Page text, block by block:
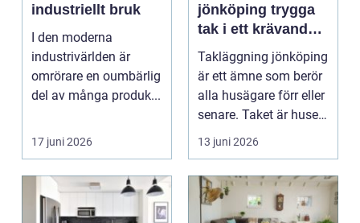
industriellt bruk
I den moderna
industrivärlden är
omrörare en oumbärlig
del av många produk...
17 juni 2026
jönköping trygga
tak i ett krävande
småländskt klimat
Takläggning jönköping
är ett ämne som berör
alla husägare förr eller
senare. Taket är husets
viktiga...
13 juni 2026